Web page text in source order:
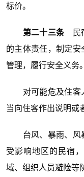
标价。
第二十三条民宿
的主体责任，制定
管理，履行安全义务。
对可能危及住客人
当向住客作出说明或
台风、暴雨、风暴
受影响地区的民宿
域、组织人员避险等